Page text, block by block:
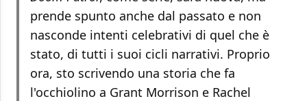
prende spunto anche dal passato e non
nasconde intenti celebrativi di quel che è
stato, di tutti i suoi cicli narrativi. Proprio
ora, sto scrivendo una storia che fa
l'occhiolino a Grant Morrison e Rachel